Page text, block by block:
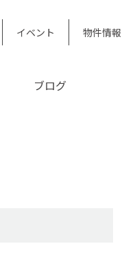
イベント 物件情報
ブログ